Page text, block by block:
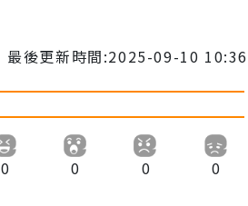
最後更新時間:2025-09-10 10:36
0 0 0 0